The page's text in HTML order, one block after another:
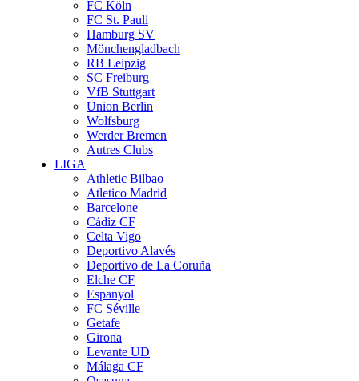
FC Köln
FC St. Pauli
Hamburg SV
Mönchengladbach
RB Leipzig
SC Freiburg
VfB Stuttgart
Union Berlin
Wolfsburg
Werder Bremen
Autres Clubs
LIGA
Athletic Bilbao
Atletico Madrid
Barcelone
Cádiz CF
Celta Vigo
Deportivo Alavés
Deportivo de La Coruña
Elche CF
Espanyol
FC Séville
Getafe
Girona
Levante UD
Málaga CF